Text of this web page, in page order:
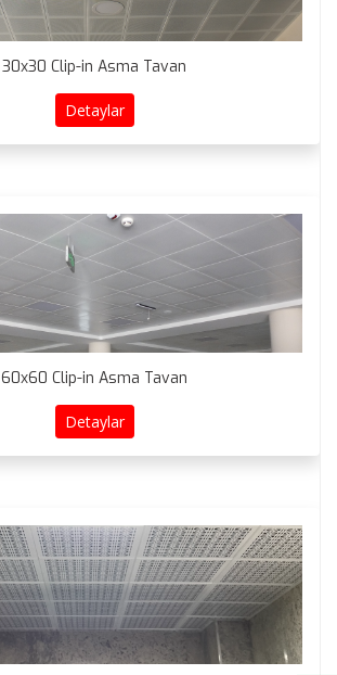
30x30 Clip-in Asma Tavan
Detaylar
60x60 Clip-in Asma Tavan
Detaylar